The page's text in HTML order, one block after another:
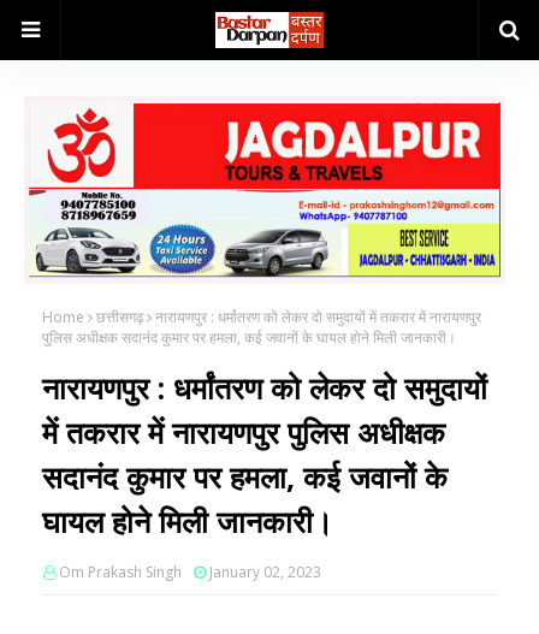
Home छत्तीसगढ़ नारायणपुर : धर्मांतरण को लेकर दो समुदायों में तकरार में नारायणपुर
पुलिस अधीक्षक सदानंद कुमार पर हमला, कई जवानों के घायल होने मिली जानकारी।
नारायणपुर : धर्मांतरण को लेकर दो समुदायों
में तकरार में नारायणपुर पुलिस अधीक्षक
सदानंद कुमार पर हमला, कई जवानों के
घायल होने मिली जानकारी।
Om Prakash Singh January 02, 2023